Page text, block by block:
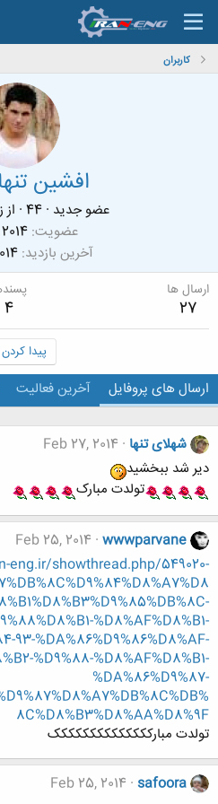
کاربران
افشین
عضو جدید ·
· از
عضویت
آخرین بازدید
ارسال ها
27
4
پیدا کردن
ارسال های پروفایل آخرین فعالیت
شهلای تنها Feb 27, 2014
دیر شد ببخشید
تولدت مبارک
wwwparvane
Feb 25, 2014
showthread.php/549020-
%D8%AF%D8%B1-
93-%DA%86%D9%86%D8%AF-
%D9%88-%D8%AF%D8%B1-
%DA%86%D9%87-
8C%D8%B3%D8%AA%D8%9F
تولدت مبارکککککککککککککک
safoora
Feb 25, 2014